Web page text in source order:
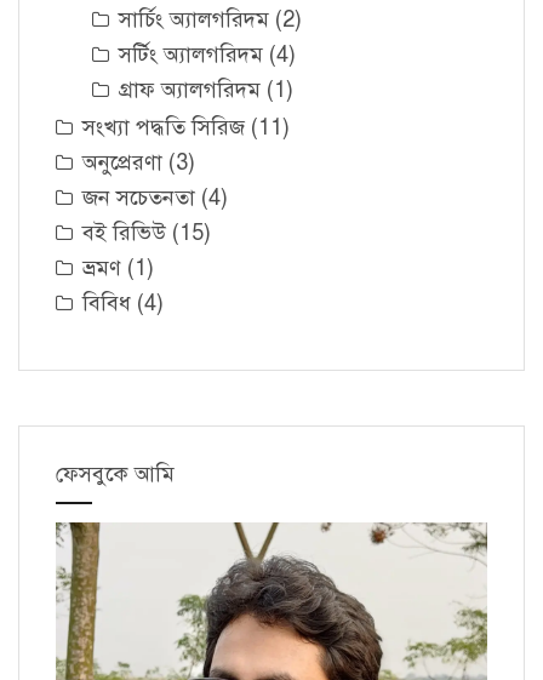
সার্চিং অ্যালগরিদম (2)
সর্টিং অ্যালগরিদম (4)
গ্রাফ অ্যালগরিদম (1)
সংখ্যা পদ্ধতি সিরিজ (11)
অনুপ্রেরণা (3)
জন সচেতনতা (4)
বই রিভিউ (15)
ভ্রমণ (1)
বিবিধ (4)
ফেসবুকে আমি